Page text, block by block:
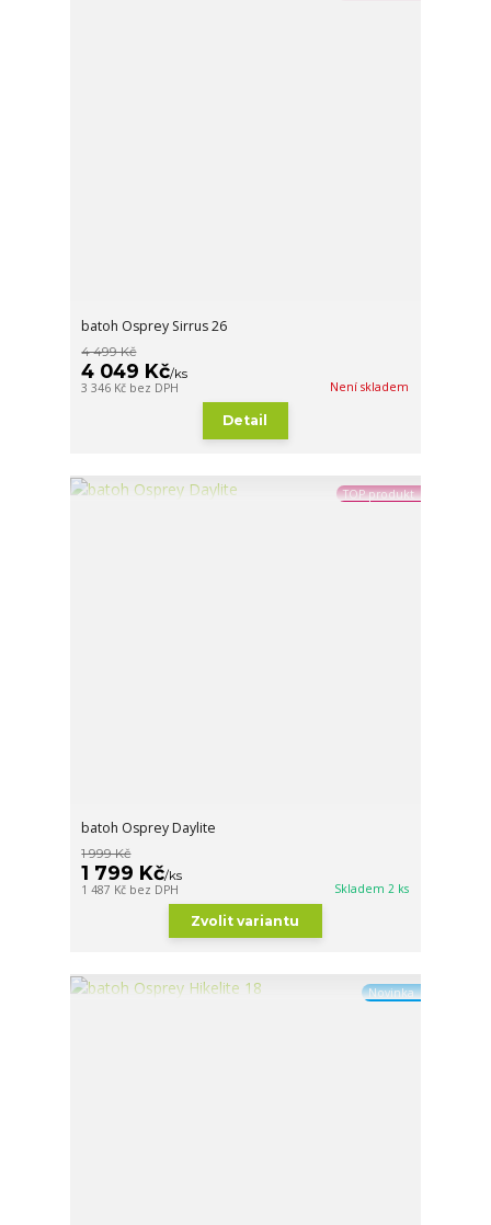
batoh Osprey Sirrus 26
4 499 Kč
4 049 Kč/ks
3 346 Kč bez DPH Není skladem
Detail
TOP produkt
batoh Osprey Daylite
1 999 Kč
1 799 Kč/ks
1 487 Kč bez DPH Skladem 2 ks
Zvolit variantu
Novinka